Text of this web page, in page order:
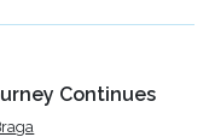
Continues